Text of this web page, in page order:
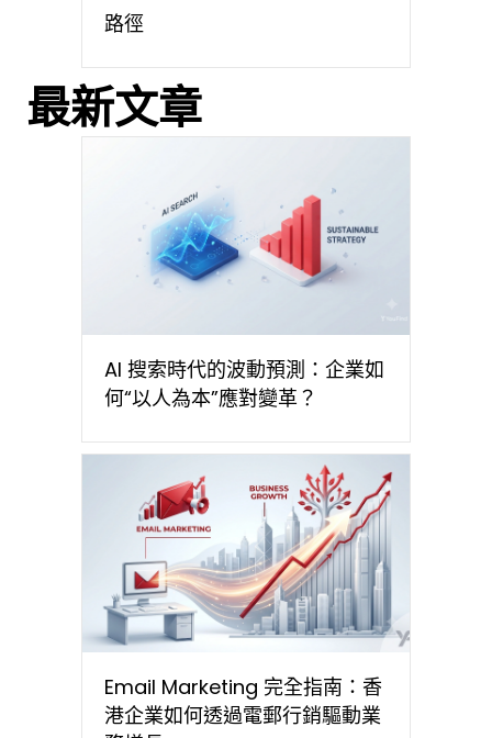
路徑
最新文章
AI 搜索時代的波動預測：企業如
何“以人為本”應對變革？
Email Marketing 完全指南：香
港企業如何透過電郵行銷驅動業